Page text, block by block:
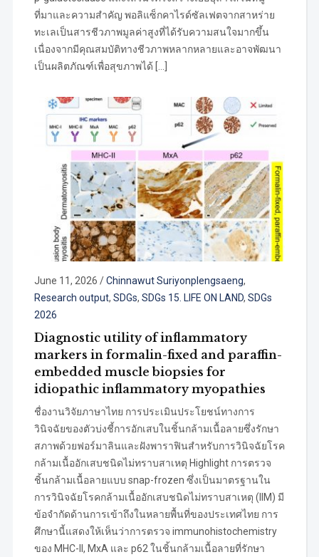
ที่มาและความสำคัญ พอลิแซ็กคาไรด์ซัลเฟตจากสาหร่าย
ทะเลเป็นสารชีวภาพมูลค่าสูงที่ได้รับความสนใจมากขึ้น
เนื่องจากมีคุณสมบัติทางชีวภาพหลากหลายและอาจพัฒนา
เป็นผลิตภัณฑ์เพื่อสุขภาพได้ […]
June 11, 2026 /Chinnawut Suriyonplengsaeng,
Research output, SDGs, SDGs 15. LIFE ON LAND, SDGs
2026
Diagnostic utility of inflammatory
markers in formalin-fixed and paraffin-
embedded muscle biopsies for
idiopathic inflammatory myopathies
ชื่องานวิจัยภาษาไทย การประเมินประโยชน์ทางการ
วินิจฉัยของตัวบ่งชี้การอักเสบในชิ้นกล้ามเนื้อลายซึ่งรักษา
สภาพด้วยฟอร์มาลินและฝังพาราฟินสำหรับการวินิจฉัยโรค
กล้ามเนื้ออักเสบชนิดไม่ทราบสาเหตุ Highlight การตรวจ
ชิ้นกล้ามเนื้อลายแบบ snap-frozen ซึ่งเป็นมาตรฐานใน
การวินิจฉัยโรคกล้ามเนื้ออักเสบชนิดไม่ทราบสาเหตุ (IIM) มี
ข้อจำกัดด้านการเข้าถึงในหลายพื้นที่ของประเทศไทย การ
ศึกษานี้แสดงให้เห็นว่าการตรวจ immunohistochemistry
ของ MHC-II, MxA และ p62 ในชิ้นกล้ามเนื้อลายที่รักษา